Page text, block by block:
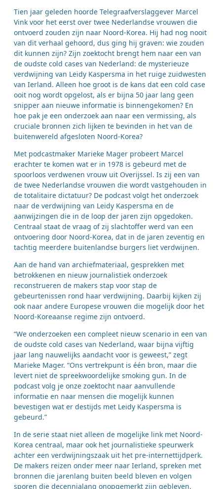
Tien jaar geleden hoorde Telegraafverslaggever Marcel
Vink voor het eerst over twee Nederlandse vrouwen die
ontvoerd zouden zijn naar Noord-Korea. Hij had nog nooit
van dit verhaal gehoord, dus ging hij graven: wie zouden
dit kunnen zijn? Zijn zoektocht brengt hem naar een van
de oudste cold cases van Nederland: de mysterieuze
verdwijning van Leidy Kaspersma in het ruige zuidwesten
van Ierland. Alleen hoe groot is de kans dat een cold case
ooit nog wordt opgelost, als er bijna 50 jaar lang geen
snipper aan nieuwe informatie is binnengekomen? En
hoe pak je een onderzoek aan naar een vermissing, als
cruciale bronnen zich lijken te bevinden in het van de
buitenwereld afgesloten Noord-Korea?
Met podcastmaker Marieke Mager probeert Marcel
erachter te komen wat er in 1978 is gebeurd met de
spoorloos verdwenen vrouw uit Overijssel. Is zij een van
de twee Nederlandse vrouwen die wordt vastgehouden in
de totalitaire dictatuur? De podcast volgt het onderzoek
naar de verdwijning van Leidy Kaspersma en de
aanwijzingen die in de loop der jaren zijn opgedoken.
Centraal staat de vraag of zij slachtoffer werd van een
ontvoering door Noord-Korea, dat in de jaren zeventig en
tachtig meerdere buitenlandse burgers liet verdwijnen.
Aan de hand van archiefmateriaal, gesprekken met
betrokkenen en nieuw journalistiek onderzoek
reconstrueren de makers stap voor stap de
gebeurtenissen rond haar verdwijning. Daarbij kijken zij
ook naar andere Europese vrouwen die mogelijk door het
Noord-Koreaanse regime zijn ontvoerd.
“We onderzoeken een compleet nieuw scenario in een van
de oudste cold cases van Nederland, waar bijna vijftig
jaar lang nauwelijks aandacht voor is geweest,” zegt
Marieke Mager. “Ons vertrekpunt is één bron, maar die
levert niet de spreekwoordelijke smoking gun. In de
podcast volg je onze zoektocht naar aanvullende
informatie en naar mensen die mogelijk kunnen
bevestigen wat er destijds met Leidy Kaspersma is
gebeurd.”
In de serie staat niet alleen de mogelijke link met Noord-
Korea centraal, maar ook het journalistieke speurwerk
achter een verdwijningszaak uit het pre-internettijdperk.
De makers reizen onder meer naar Ierland, spreken met
bronnen die jarenlang buiten beeld bleven en volgen
sporen die decennialang onopgemerkt zijn gebleven.